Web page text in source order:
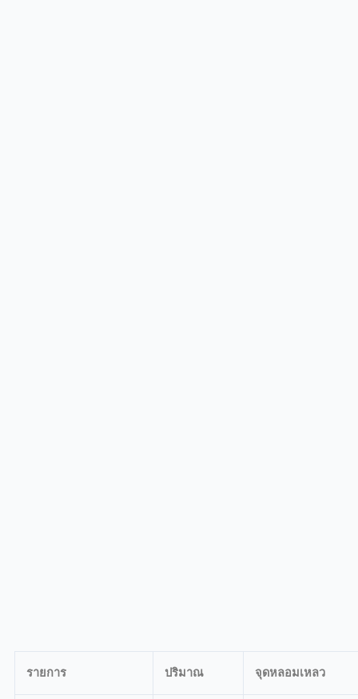
รายการ ปริมาณ จุดหลอมเหลว